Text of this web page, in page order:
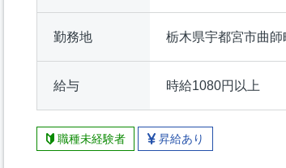
勤務地 栃木県宇都宮市曲
給与 時給1080円以上
職種未経験者 昇給あり